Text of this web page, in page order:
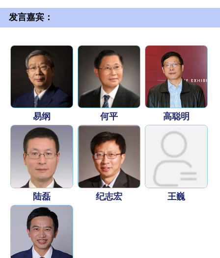
发言嘉宾：
易纲 何平 高聪明
陆磊 纪志宏 王巍